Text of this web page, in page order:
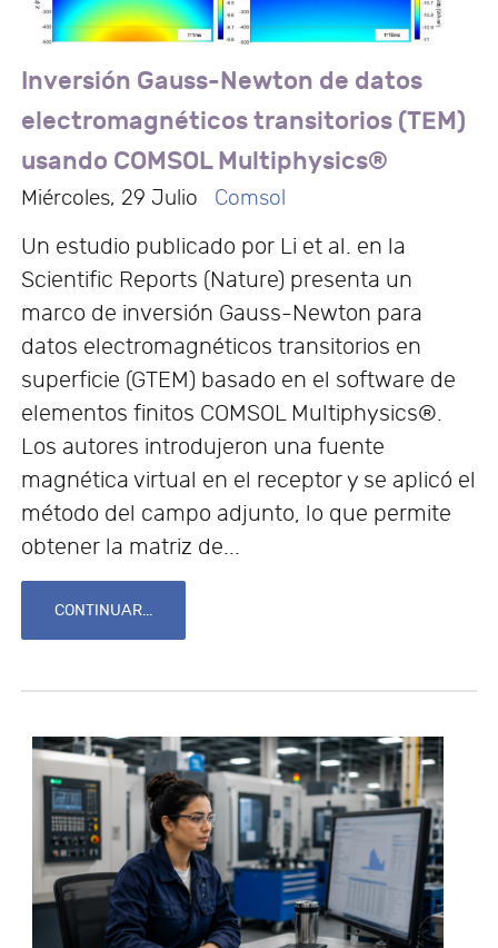
Inversión Gauss-Newton de datos
electromagnéticos transitorios (TEM)
usando COMSOL Multiphysics®
Miércoles, 29 Julio Comsol
Un estudio publicado por Li et al. en la
Scientific Reports (Nature) presenta un
marco de inversión Gauss-Newton para
datos electromagnéticos transitorios en
superficie (GTEM) basado en el software de
elementos finitos COMSOL Multiphysics®.
Los autores introdujeron una fuente
magnética virtual en el receptor y se aplicó el
método del campo adjunto, lo que permite
obtener la matriz de...
CONTINUAR...